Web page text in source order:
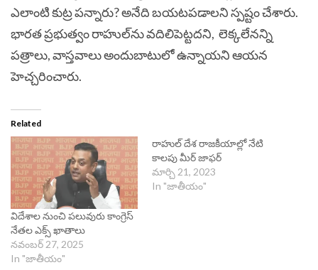
ఎలాంటి కుట్ర పన్నారు? అనేది బయటపడాలని స్పష్టం చేశారు.
భారత ప్రభుత్వం రాహుల్‌ను వదిలిపెట్టదని, లెక్కలేనన్ని
పత్రాలు, వాస్తవాలు అందుబాటులో ఉన్నాయని ఆయన
హెచ్చరించారు.
Related
విదేశాల నుంచి పలువురు కాంగ్రెస్
నేతల ఎక్స్ ఖాతాలు
నవంబర్ 27, 2025
In "జాతీయం"
రాహుల్ దేశ రాజకీయాల్లో నేటి
కాలపు మీర్ జాఫర్
మార్చి 21, 2023
In "జాతీయం"